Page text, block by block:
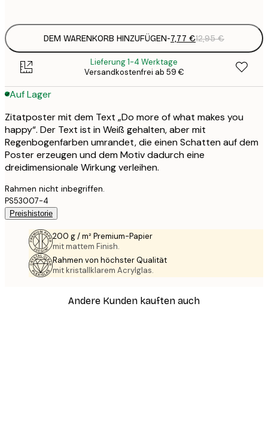
DEM WARENKORB HINZUFÜGEN-7,77 €12,95 €
Lieferung 1-4 Werktage
Versandkostenfrei ab 59 €
Auf Lager
Zitatposter mit dem Text „Do more of what makes you
happy“. Der Text ist in Weiß gehalten, aber mit
Regenbogenfarben umrandet, die einen Schatten auf dem
Poster erzeugen und dem Motiv dadurch eine
dreidimensionale Wirkung verleihen.
Rahmen nicht inbegriffen.
PS53007-4
Preishistorie
200 g / m² Premium-Papier
mit mattem Finish.
Rahmen von höchster Qualität
mit kristallklarem Acrylglas.
Andere Kunden kauften auch